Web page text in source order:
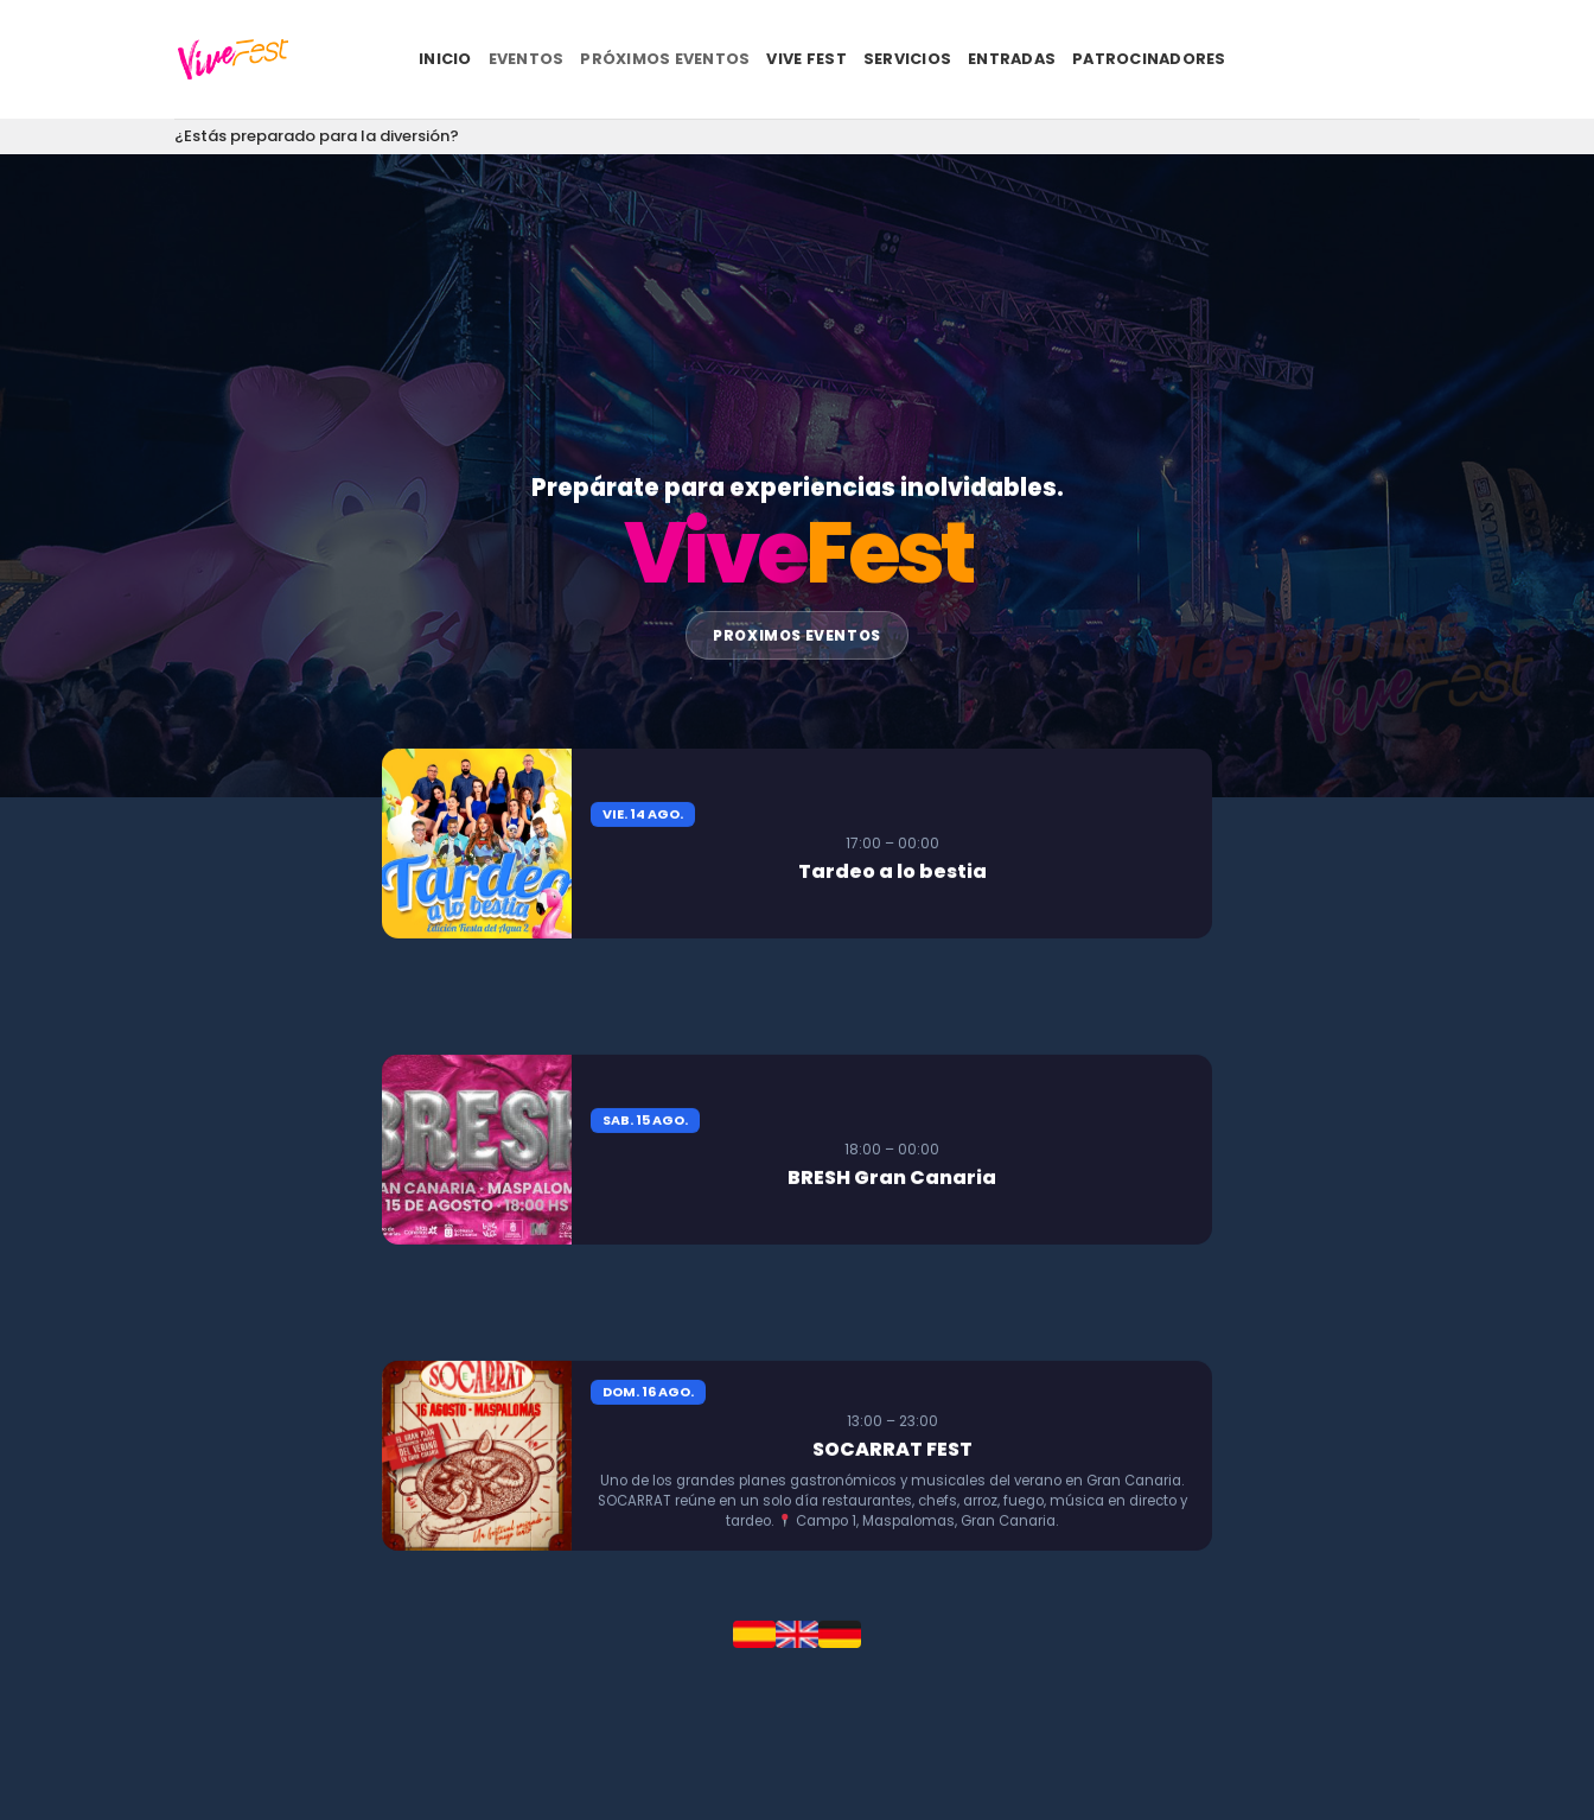
INICIO EVENTOS PRÓXIMOS EVENTOS VIVE FEST SERVICIOS ENTRADAS PATROCINADORES
¿Estás preparado para la diversión?
Prepárate para experiencias inolvidables.
ViveFest
PROXIMOS EVENTOS
VIE. 14 AGO.
17:00 – 00:00
Tardeo a lo bestia
SAB. 15 AGO.
18:00 – 00:00
BRESH Gran Canaria
DOM. 16 AGO.
13:00 – 23:00
SOCARRAT FEST
Uno de los grandes planes gastronómicos y musicales del verano en Gran Canaria.
SOCARRAT reúne en un solo día restaurantes, chefs, arroz, fuego, música en directo y
tardeo.
Campo 1, Maspalomas, Gran Canaria.